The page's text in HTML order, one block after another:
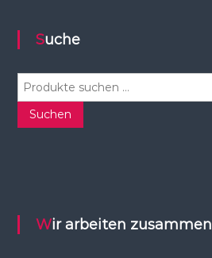
Suche
h
c
Suchen
Wir arbeiten